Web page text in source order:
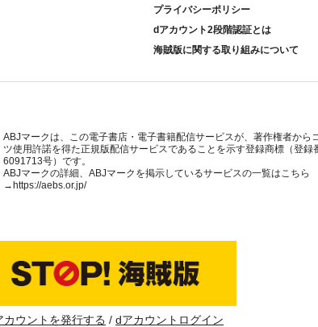
プライバシーポリシー
dアカウント2段階認証とは
海賊版に関する取り組みについて
ABJマークは、この電子書店・電子書籍配信サービスが、著作権者から
ツ使用許諾を得た正規版配信サービスであることを示す登録商標（登録
6091713号）です。
ABJマークの詳細、ABJマークを掲示しているサービスの一覧はこちら
→https://aebs.or.jp/
カウントを発行する dアカウントログイン